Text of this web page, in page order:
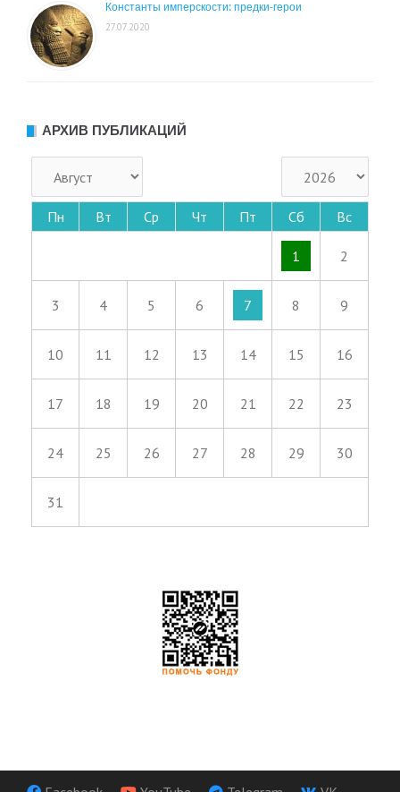
Константы имперскости: предки-герои
27.07.2020
АРХИВ ПУБЛИКАЦИЙ
Пн Вт Ср Чт Пт Сб Вс
1 2
3 4 5 6 7 8 9
10 11 12 13 14 15 16
17 18 19 20 21 22 23
24 25 26 27 28 29 30
31